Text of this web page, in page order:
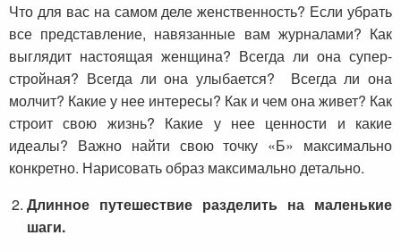
Что для вас на самом деле женственность? Если убрать
все представление, навязанные вам журналами? Как
выглядит настоящая женщина? Всегда ли она супер-
стройная? Всегда ли она улыбается? Всегда ли она
молчит? Какие у нее интересы? Как и чем она живет? Как
строит свою жизнь? Какие у нее ценности и какие
идеалы? Важно найти свою точку «Б» максимально
конкретно. Нарисовать образ максимально детально.
Длинное путешествие разделить на маленькие
шаги.